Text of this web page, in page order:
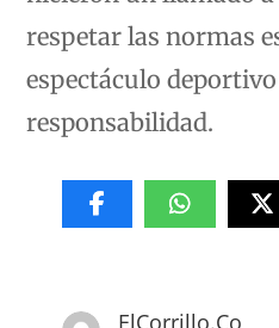
respetar las normas
espectáculo
responsabilidad.
ElCorrillo.Co